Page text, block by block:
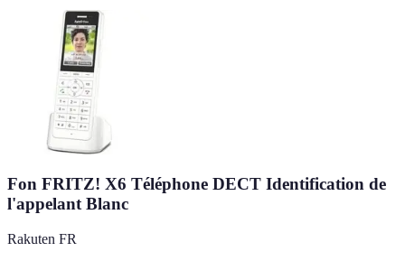
Fon FRITZ! X6 Téléphone DECT Identification de
l'appelant Blanc
Rakuten FR